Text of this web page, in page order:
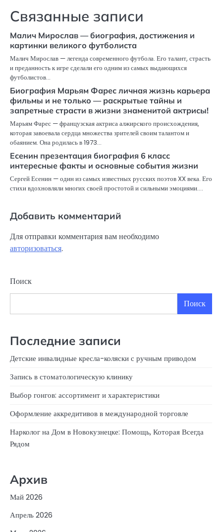
Связанные записи
Малич Мирослав — биография, достижения и
картинки великого футболиста
Малич Мирослав — легенда современного футбола. Его талант, страсть
и преданность к игре сделали его одним из самых выдающихся
футболистов…
Биография Марьям Фарес личная жизнь карьера
фильмы и не только — раскрытые тайны и
запретные страсти в жизни знаменитой актрисы!
Марьям Фарес — французская актриса алжирского происхождения,
которая завоевала сердца множества зрителей своим талантом и
обаянием. Она родилась в 1973…
Есенин презентация биография 6 класс
интересные факты и основные события жизни
Сергей Есенин — один из самых известных русских поэтов XX века. Его
стихи вдохновляли многих своей простотой и сильными эмоциями.…
Добавить комментарий
Для отправки комментария вам необходимо
авторизоваться.
Поиск
Поиск
Последние записи
Детские инвалидные кресла-коляски с ручным приводом
Запись в стоматологическую клинику
Выбор гонгов: ассортимент и характеристики
Оформление аккредитивов в международной торговле
Нарколог на Дом в Новокузнецке: Помощь, Которая Всегда
Рядом
Архив
Май 2026
Апрель 2026